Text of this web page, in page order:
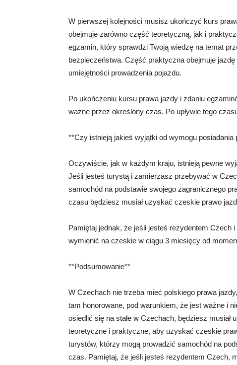
W pierwszej kolejności musisz ukończyć kurs
obejmuje zarówno część teoretyczną, jak i
egzamin, który sprawdzi Twoją wiedzę na temat
bezpieczeństwa. Część praktyczna obejmuje
umiejętności prowadzenia pojazdu.
Po ukończeniu kursu prawa jazdy i zdaniu
ważne przez określony czas. Po upływie tego
**Czy istnieją jakieś wyjątki od wymogu
Oczywiście, jak w każdym kraju, istnieją pewne
Jeśli jesteś turystą i zamierzasz przebywać w
samochód na podstawie swojego zagranicznego
czasu będziesz musiał uzyskać czeskie prawo
Pamiętaj jednak, że jeśli jesteś rezydentem Czech
wymienić na czeskie w ciągu 3 miesięcy od
**Podsumowanie**
W Czechach nie trzeba mieć polskiego prawa
tam honorowane, pod warunkiem, że jest ważne i
osiedlić się na stałe w Czechach, będziesz
teoretyczne i praktyczne, aby uzyskać czeskie
turystów, którzy mogą prowadzić samochód na
czas. Pamiętaj, że jeśli jesteś rezydentem Czech,